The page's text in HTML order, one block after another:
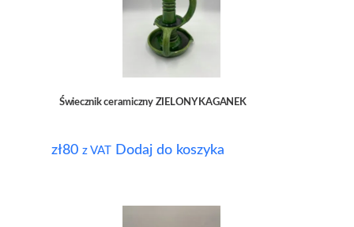
Świecznik ceramiczny ZIELONY KAGANEK
zł80 z VAT Dodaj do koszyka